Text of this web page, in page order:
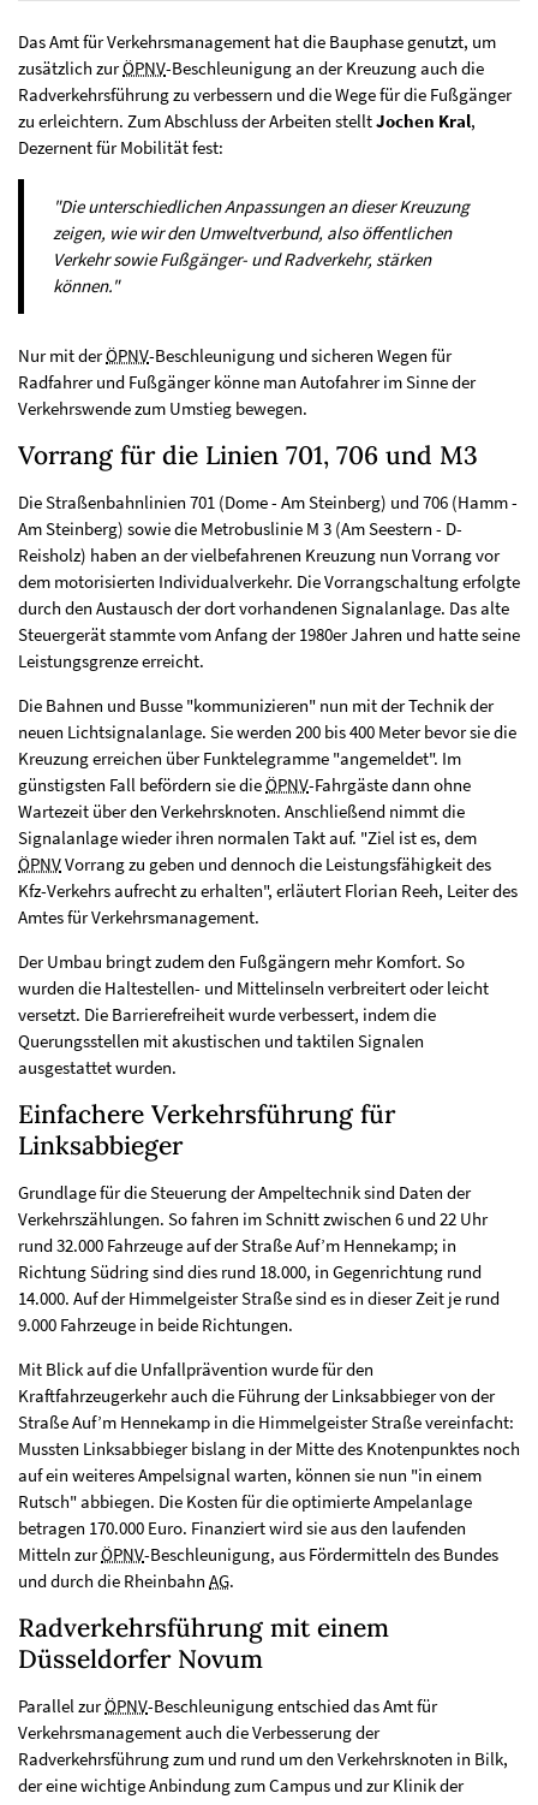
Das Amt für Verkehrsmanagement hat die Bauphase genutzt, um
zusätzlich zurÖPNV-Beschleunigung an der Kreuzung auch die
Radverkehrsführung zu verbessern und die Wege für die Fußgänger
zu erleichtern. Zum Abschluss der Arbeiten stelltJochen Kral,
Dezernent für Mobilität fest:
"Die unterschiedlichen Anpassungen an dieser Kreuzung
zeigen, wie wir den Umweltverbund, also öffentlichen
Verkehr sowie Fußgänger- und Radverkehr, stärken
können."
Nur mit derÖPNV-Beschleunigung und sicheren Wegen für
Radfahrer und Fußgänger könne man Autofahrer im Sinne der
Verkehrswende zum Umstieg bewegen.
Vorrang für die Linien 701, 706 und M3
Die Straßenbahnlinien 701 (Dome - Am Steinberg) und 706 (Hamm -
Am Steinberg) sowie die Metrobuslinie M 3 (Am Seestern - D-
Reisholz) haben an der vielbefahrenen Kreuzung nun Vorrang vor
dem motorisierten Individualverkehr. Die Vorrangschaltung erfolgte
durch den Austausch der dort vorhandenen Signalanlage. Das alte
Steuergerät stammte vom Anfang der 1980er Jahren und hatte seine
Leistungsgrenze erreicht.
Die Bahnen und Busse "kommunizieren" nun mit der Technik der
neuen Lichtsignalanlage. Sie werden 200 bis 400 Meter bevor sie die
Kreuzung erreichen über Funktelegramme "angemeldet". Im
günstigsten Fall befördern sie dieÖPNV-Fahrgäste dann ohne
Wartezeit über den Verkehrsknoten. Anschließend nimmt die
Signalanlage wieder ihren normalen Takt auf. "Ziel ist es, dem
ÖPNVVorrang zu geben und dennoch die Leistungsfähigkeit des
Kfz-Verkehrs aufrecht zu erhalten", erläutert Florian Reeh, Leiter des
Amtes für Verkehrsmanagement.
Der Umbau bringt zudem den Fußgängern mehr Komfort. So
wurden die Haltestellen- und Mittelinseln verbreitert oder leicht
versetzt. Die Barrierefreiheit wurde verbessert, indem die
Querungsstellen mit akustischen und taktilen Signalen
ausgestattet wurden.
Einfachere Verkehrsführung für
Linksabbieger
Grundlage für die Steuerung der Ampeltechnik sind Daten der
Verkehrszählungen. So fahren im Schnitt zwischen 6 und 22 Uhr
rund 32.000 Fahrzeuge auf der Straße Auf’m Hennekamp; in
Richtung Südring sind dies rund 18.000, in Gegenrichtung rund
14.000. Auf der Himmelgeister Straße sind es in dieser Zeit je rund
9.000 Fahrzeuge in beide Richtungen.
Mit Blick auf die Unfallprävention wurde für den
Kraftfahrzeugerkehr auch die Führung der Linksabbieger von der
Straße Auf’m Hennekamp in die Himmelgeister Straße vereinfacht:
Mussten Linksabbieger bislang in der Mitte des Knotenpunktes noch
auf ein weiteres Ampelsignal warten, können sie nun "in einem
Rutsch" abbiegen. Die Kosten für die optimierte Ampelanlage
betragen 170.000 Euro. Finanziert wird sie aus den laufenden
Mitteln zurÖPNV-Beschleunigung, aus Fördermitteln des Bundes
und durch die Rheinbahn AG.
Radverkehrsführung mit einem
Düsseldorfer Novum
Parallel zurÖPNV-Beschleunigung entschied das Amt für
Verkehrsmanagement auch die Verbesserung der
Radverkehrsführung zum und rund um den Verkehrsknoten in Bilk,
der eine wichtige Anbindung zum Campus und zur Klinik der